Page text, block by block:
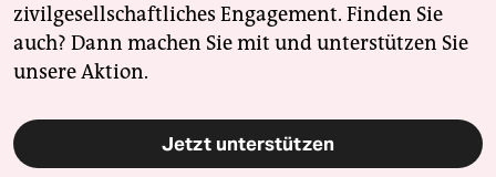
zivilgesellschaftliches Engagement. Finden Sie
auch? Dann machen Sie mit und unterstützen Sie
unsere Aktion.
Jetzt unterstützen